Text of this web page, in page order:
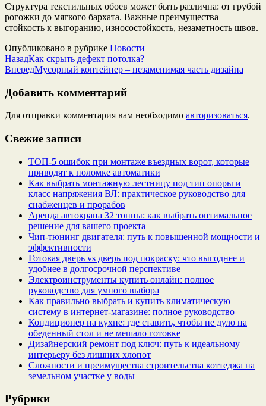
Структура текстильных обоев может быть различна: от грубой
рогожки до мягкого бархата. Важные преимущества —
стойкость к выгоранию, износостойкость, незаметность швов.
Опубликовано в рубрике Новости
НазадКак скрыть дефект потолка?
ВпередМусорный контейнер – незаменимая часть дизайна
Добавить комментарий
Для отправки комментария вам необходимо авторизоваться.
Свежие записи
ТОП-5 ошибок при монтаже въездных ворот, которые
приводят к поломке автоматики
Как выбрать монтажную лестницу под тип опоры и
класс напряжения ВЛ: практическое руководство для
снабженцев и прорабов
Аренда автокрана 32 тонны: как выбрать оптимальное
решение для вашего проекта
Чип‑тюнинг двигателя: путь к повышенной мощности и
эффективности
Готовая дверь vs дверь под покраску: что выгоднее и
удобнее в долгосрочной перспективе
Электроинструменты купить онлайн: полное
руководство для умного выбора
Как правильно выбрать и купить климатическую
систему в интернет‑магазине: полное руководство
Кондиционер на кухне: где ставить, чтобы не дуло на
обеденный стол и не мешало готовке
Дизайнерский ремонт под ключ: путь к идеальному
интерьеру без лишних хлопот
Сложности и преимущества строительства коттеджа на
земельном участке у воды
Рубрики